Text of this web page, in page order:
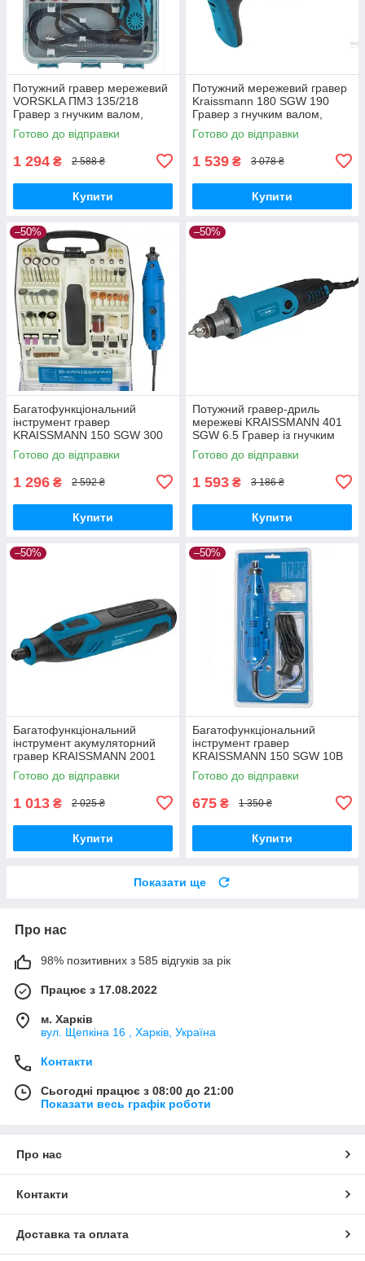
Потужний гравер мережевий
VORSKLA ПМЗ 135/218
Гравер з гнучким валом,
Бормашина гравера (218
насадок)
Готово до відправки
1 294 ₴ 2 588 ₴
Купити
Потужний мережевий гравер
Kraissmann 180 SGW 190
Гравер з гнучким валом,
Бормашина гравер (190
насадок)
Готово до відправки
1 539 ₴ 3 078 ₴
Купити
–50%
Багатофункціональний
інструмент гравер
KRAISSMANN 150 SGW 300
Граверна машинка, Гравер
для металу 300 насадок
Готово до відправки
1 296 ₴ 2 592 ₴
Купити
–50%
Потужний гравер-дриль
мережеві KRAISSMANN 401
SGW 6.5 Гравер із гнучким
валом, Бормашина гравера (
43 насадки)
Готово до відправки
1 593 ₴ 3 186 ₴
Купити
–50%
Багатофункціональний
інструмент акумуляторний
гравер KRAISSMANN 2001
AMS 42 , Граверна машинка (
42 насадки )
Готово до відправки
1 013 ₴ 2 025 ₴
Купити
–50%
Багатофункціональний
інструмент гравер
KRAISSMANN 150 SGW 10B
Граверна машинка, Гравер
для металу 10 насадок
Готово до відправки
675 ₴ 1 350 ₴
Купити
Показати ще
Про нас
98% позитивних з 585 відгуків за рік
Працює з 17.08.2022
м. Харків
вул. Щепкіна 16 , Харків, Україна
Контакти
Сьогодні працює з 08:00 до 21:00
Показати весь графік роботи
Про нас
Контакти
Доставка та оплата